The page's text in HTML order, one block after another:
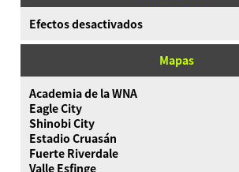
Efectos desactivados
Mapas
Academia de la WNA
Eagle City
Shinobi City
Estadio Cruasán
Fuerte Riverdale
Valle Esfinge